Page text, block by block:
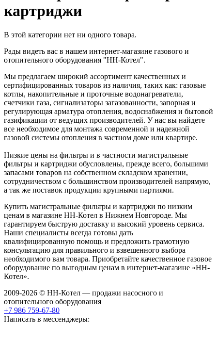
картриджи
В этой категории нет ни одного товара.
Рады видеть вас в нашем интернет-магазине газового и
отопительного оборудования "НН-Котел".
Мы предлагаем широкий ассортимент качественных и
сертифицированных товаров из наличия, таких как: газовые
котлы, накопительные и проточные водонагреватели,
счетчики газа, сигнализаторы загазованности, запорная и
регулирующая арматура отопления, водоснабжения и бытовой
газификации от ведущих производителей. У нас вы найдете
все необходимое для монтажа современной и надежной
газовой системы отопления в частном доме или квартире.
Низкие цены на фильтры и в частности магистральные
фильтры и картриджи обусловлены, прежде всего, большими
запасами товаров на собственном складском хранении,
сотрудничеством с большинством производителей напрямую,
а так же поставок продукции крупными партиями.
Купить магистральные фильтры и картриджи по низким
ценам в магазине НН-Котел в Нижнем Новгороде. Мы
гарантируем быструю доставку и высокий уровень сервиса.
Наши специалисты всегда готовы дать
квалифицированную помощь и предложить грамотную
консультацию для правильного и взвешенного выбора
необходимого вам товара. Приобретайте качественное газовое
оборудование по выгодным ценам в интернет-магазине «НН-
Котел».
2009-2026 © НН-Котел — продажи насосного и
отопительного оборудования
+7 986 759-67-80
Написать в мессенджеры: